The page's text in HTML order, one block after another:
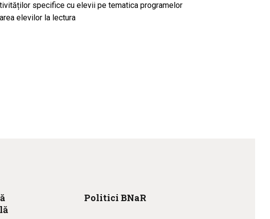
specifice cu elevii pe tematica programelor
elevilor la lectura
Politici BNaR